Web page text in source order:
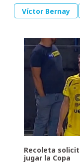
Víctor Bernay
Recoleta
jugar la Copa